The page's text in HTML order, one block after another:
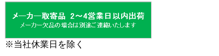
※当社休業日を除く